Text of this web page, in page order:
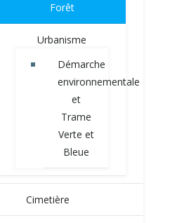
Forêt
Urbanisme
Démarche
environnementale
et
Trame
Verte et
Bleue
Cimetière